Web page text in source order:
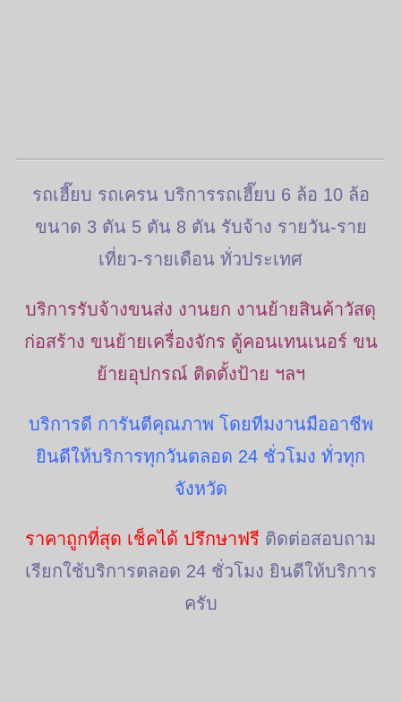
รถเฮี๊ยบ รถเครน บริการรถเฮี๊ยบ 6 ล้อ 10 ล้อ
ขนาด 3 ตัน 5 ตัน 8 ตัน รับจ้าง รายวัน-ราย
เที่ยว-รายเดือน ทั่วประเทศ
บริการรับจ้างขนส่ง งานยก งานย้ายสินค้าวัสดุ
ก่อสร้าง ขนย้ายเครื่องจักร ตู้คอนเทนเนอร์ ขน
ย้ายอุปกรณ์ ติดตั้งป้าย ฯลฯ
บริการดี การันตีคุณภาพ โดยทีมงานมืออาชีพ
ยินดีให้บริการทุกวันตลอด 24 ชั่วโมง ทั่วทุก
จังหวัด
ราคาถูกที่สุด เช็คได้ ปรึกษาฟรี ติดต่อสอบถาม
เรียกใช้บริการตลอด 24 ชั่วโมง ยินดีให้บริการ
ครับ